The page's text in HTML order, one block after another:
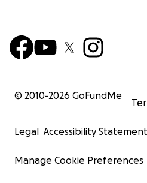
© 2010-2026 GoFundMe
Legal Accessibility Statement
Manage Cookie Preferences